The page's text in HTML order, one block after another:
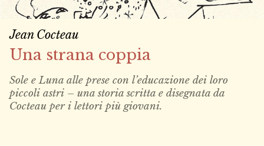
Jean Cocteau
Una strana coppia
Sole e Luna alle prese con l’educazione dei loro
piccoli astri – una storia scritta e disegnata da
Cocteau per i lettori più giovani.